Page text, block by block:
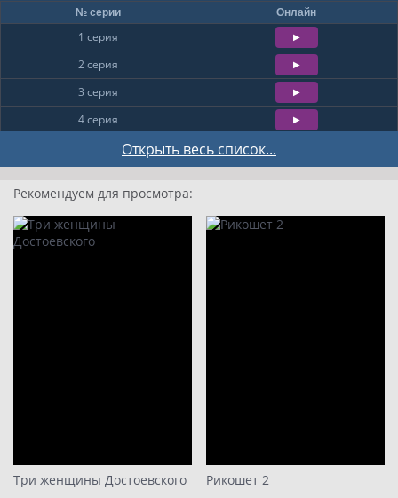
Открыть весь список...
№ серии Онлайн
1 серия
2 серия
3 серия
4 серия
7 серия
8 серия
17
Рекомендуем для просмотра:
Три женщины Достоевского Рикошет 2